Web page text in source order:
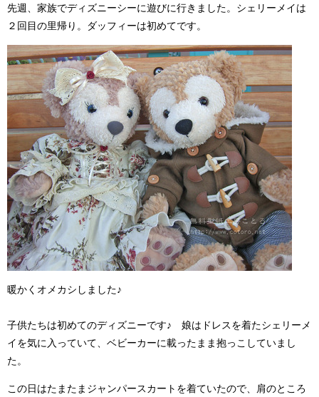
先週、家族でディズニーシーに遊びに行きました。シェリーメイは
２回目の里帰り。ダッフィーは初めてです。
暖かくオメカシしました♪
子供たちは初めてのディズニーです♪ 娘はドレスを着たシェリーメ
イを気に入っていて、ベビーカーに載ったまま抱っこしていまし
た。
この日はたまたまジャンパースカートを着ていたので、肩のところ